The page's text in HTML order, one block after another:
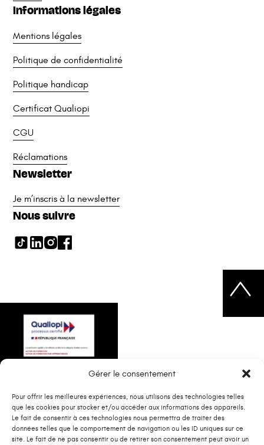
Gérer le consentement
Pour offrir les meilleures expériences, nous utilisons des technologies telles
que les cookies pour stocker et/ou accéder aux informations des appareils.
Le fait de consentir à ces technologies nous permettra de traiter des
données telles que le comportement de navigation ou les ID uniques sur ce
site. Le fait de ne pas consentir ou de retirer son consentement peut avoir un
Informations légales
Mentions légales
Politique de confidentialité
Politique handicap
Certificat Qualiopi
CGU
Réclamations
Newsletter
Je m’inscris à la newsletter
Nous suivre